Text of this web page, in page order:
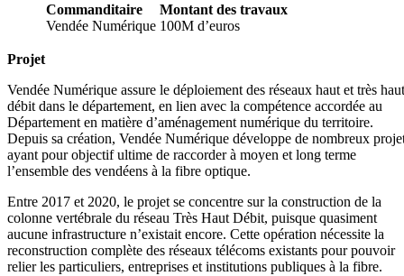
Commanditaire
Vendée Numérique
Montant des travaux
100M d’euros
Projet
Vendée Numérique assure le déploiement des réseaux haut et très haut
débit dans le département, en lien avec la compétence accordée au
Département en matière d’aménagement numérique du territoire.
Depuis sa création, Vendée Numérique développe de nombreux
ayant pour objectif ultime de raccorder à moyen et long terme
l’ensemble des vendéens à la fibre optique.
Entre 2017 et 2020, le projet se concentre sur la construction de la
colonne vertébrale du réseau Très Haut Débit, puisque quasiment
aucune infrastructure n’existait encore. Cette opération nécessite la
reconstruction complète des réseaux télécoms existants pour pouvoir
relier les particuliers, entreprises et institutions publiques à la fibre.